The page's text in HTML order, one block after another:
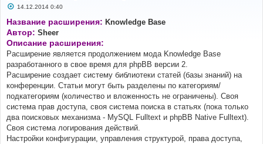
С
о
б
щ
е
н
и
е
14.12.2014 0:40
Название расширения: Knowledge Base
Автор: Sheer
Описание расширения:
Расширение является продолжением мода Knowledge Base
разработанного в свое время для phpBB версии 2.
Расширение создает систему библиотеки статей (базы знаний) на
конференции. Статьи могут быть разделены по категориям/
подкатегориям (количество и вложенность не ограничены). Своя
система прав доступа, своя система поиска в статьях (пока только
два поисковых механизма - MySQL Fulltext и phpBB Native Fulltext).
Своя система логирования действий.
Настройки конфигурации, управления структурой, права доступа,